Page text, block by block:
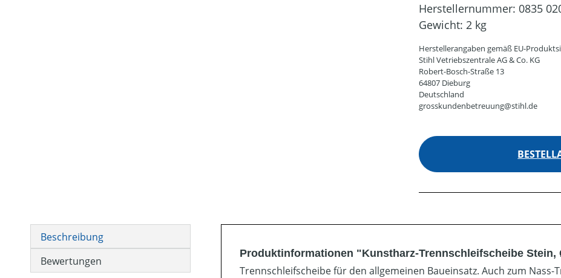
Herstellernummer: 0835
Gewicht: 2 kg
Herstellerangaben gemäß EU-
Stihl Vetriebszentrale AG & Co. KG
Robert-Bosch-Straße 13
64807 Dieburg
Deutschland
grosskundenbetreuung@stihl.de
Beschreibung
Bewertungen
Produktinformationen "Kunstharz-Trennschleifscheibe Stein,
Trennschleifscheibe für den allgemeinen Baueinsatz. Auch zum